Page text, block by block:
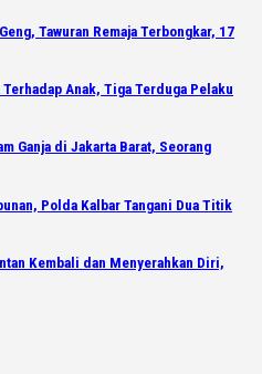
Tawuran Remaja Terbongkar, 17
Anak, Tiga Terduga Pelaku
Ganja di Jakarta Barat, Seorang
Polda Kalbar Tangani Dua Titik
Kembali dan Menyerahkan Diri,